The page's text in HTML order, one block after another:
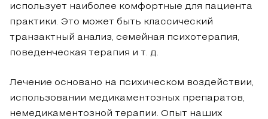
использует наиболее комфортные для пациента
практики. Это может быть классический
транзактный анализ, семейная психотерапия,
поведенческая терапия и т. д.
Лечение основано на психическом воздействии,
использовании медикаментозных препаратов,
немедикаментозной терапии. Опыт наших